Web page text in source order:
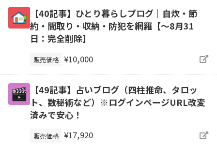
【40記事】ひとり暮らしブログ｜自炊・節
約・間取り・収納・防犯を網羅【～8月31
日：完全削除】
販売価格 ¥10,000
【49記事】占いブログ（四柱推命、タロッ
ト、数秘術など）※ログインページURL改変
済みで安心！
販売価格 ¥17,920